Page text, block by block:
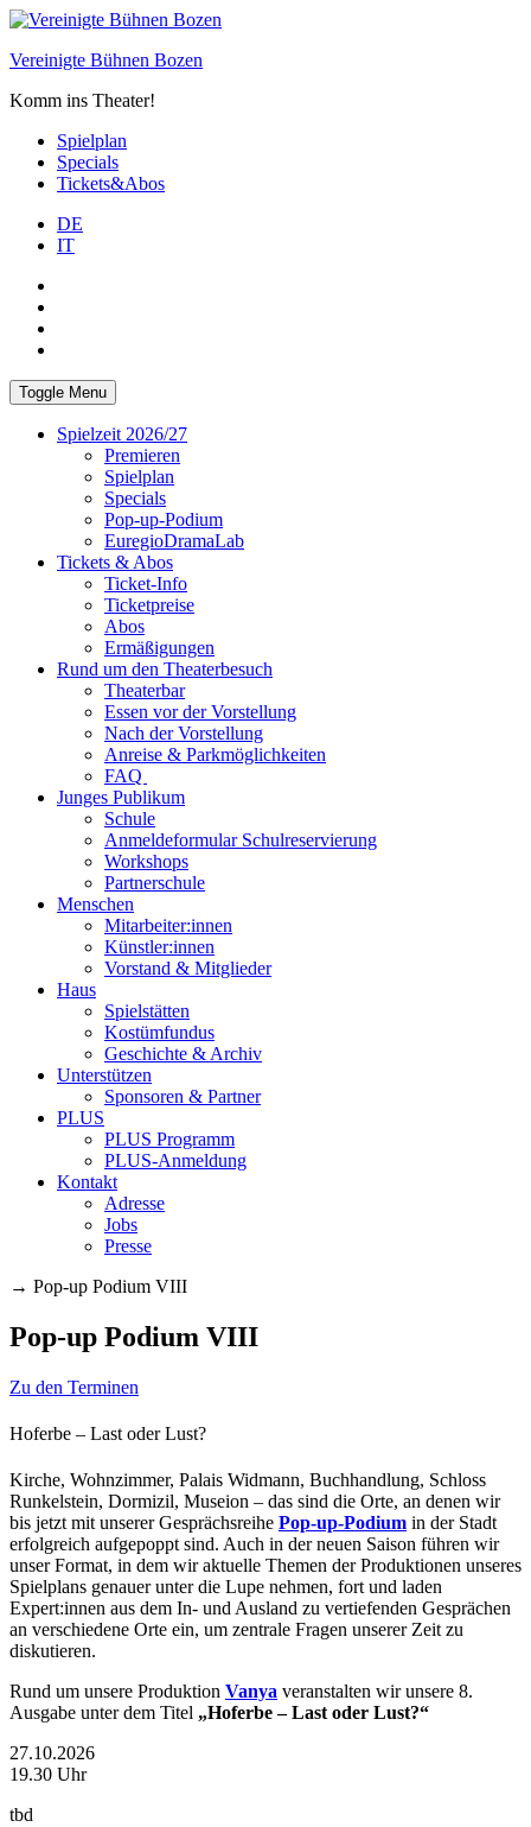
Skip
content
Vereinigte Bühnen Bozen
Komm ins Theater!
Spielplan
Specials
Tickets&Abos
DE
IT
Toggle Menu
Spielzeit 2026/27
Premieren
Spielplan
Specials
Pop-up-Podium
EuregioDramaLab
Tickets & Abos
Ticket-Info
Ticketpreise
Abos
Ermäßigungen
Rund um den Theaterbesuch
Theaterbar
Essen vor der Vorstellung
Nach der Vorstellung
Anreise & Parkmöglichkeiten
FAQ
Junges Publikum
Schule
Anmeldeformular Schulreservierung
Workshops
Partnerschule
Menschen
Mitarbeiter:innen
Künstler:innen
Vorstand & Mitglieder
Haus
Spielstätten
Kostümfundus
Geschichte & Archiv
Unterstützen
Sponsoren & Partner
PLUS
PLUS Programm
PLUS-Anmeldung
Kontakt
Adresse
Jobs
Presse
→ Pop-up Podium VIII
Pop-up Podium VIII
Zu den Terminen
Hoferbe – Last oder Lust?
Kirche, Wohnzimmer, Palais Widmann, Buchhandlung, Schloss
Runkelstein, Dormizil, Museion – das sind die Orte, an denen wir
bis jetzt mit unserer Gesprächsreihe Pop-up-Podium in der Stadt
erfolgreich aufgepoppt sind. Auch in der neuen Saison führen wir
unser Format, in dem wir aktuelle Themen der Produktionen unseres
Spielplans genauer unter die Lupe nehmen, fort und laden
Expert:innen aus dem In- und Ausland zu vertiefenden Gesprächen
an verschiedene Orte ein, um zentrale Fragen unserer Zeit zu
diskutieren.
Rund um unsere Produktion Vanya veranstalten wir unsere 8.
Ausgabe unter dem Titel „Hoferbe – Last oder Lust?“
27.10.2026
19.30 Uhr
tbd